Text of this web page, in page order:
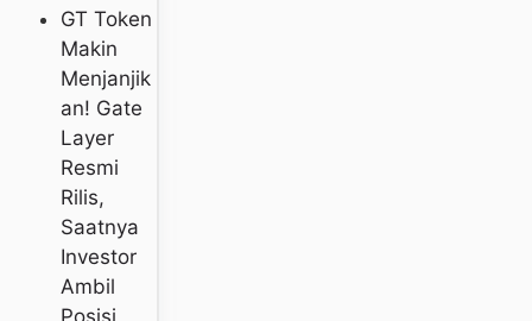
GT Token
Makin
Menjanjik
An! Gate
Layer
Resmi
Rilis,
Saatnya
Investor
Ambil